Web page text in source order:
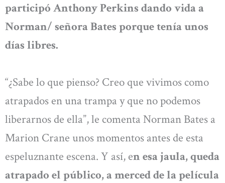
participó Anthony Perkins dando vida a
Norman/ señora Bates porque tenía unos
días libres.
“¿Sabe lo que pienso? Creo que vivimos como
atrapados en una trampa y que no podemos
liberarnos de ella”, le comenta Norman Bates a
Marion Crane unos momentos antes de esta
espeluznante escena. Y así, en esa jaula, queda
atrapado el público, a merced de la película